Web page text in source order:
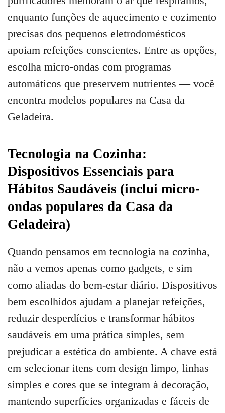
enquanto funções de aquecimento e cozimento
precisas dos pequenos eletrodomésticos
apoiam refeições conscientes. Entre as opções,
escolha micro-ondas com programas
automáticos que preservem nutrientes — você
encontra modelos populares na Casa da
Geladeira.
Tecnologia na Cozinha:
Dispositivos Essenciais para
Hábitos Saudáveis (inclui micro-
ondas populares da Casa da
Geladeira)
Quando pensamos em tecnologia na cozinha,
não a vemos apenas como gadgets, e sim
como aliadas do bem-estar diário. Dispositivos
bem escolhidos ajudam a planejar refeições,
reduzir desperdícios e transformar hábitos
saudáveis em uma prática simples, sem
prejudicar a estética do ambiente. A chave está
em selecionar itens com design limpo, linhas
simples e cores que se integram à decoração,
mantendo superfícies organizadas e fáceis de